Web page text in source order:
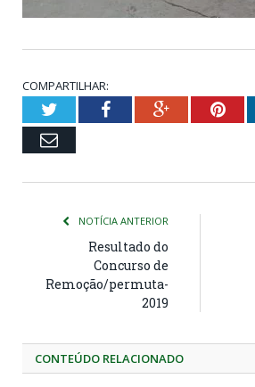
COMPARTILHAR:
TwitterFacebookGoogle+
Email
NOTÍCIA ANTERIOR
Resultado do
Concurso de
Remoção/permuta-
2019
CONTEÚDO RELACIONADO